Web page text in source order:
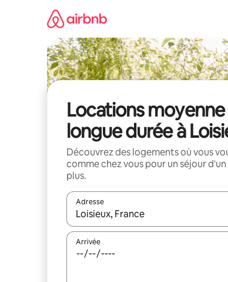
Locations
longue durée à
Découvrez des logements où vous
comme chez vous pour un séjour
plus.
Adresse
Lorsque les résultats s'affichent,
Arrivée